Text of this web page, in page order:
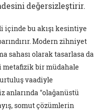
değersizleştirir.
içinde bu akışı kesintiye
Modern zihniyet
sahası olarak tasarlasa da
bir müdahale
vaadiyle
anlarında "olağanüstü
somut çözümlerin